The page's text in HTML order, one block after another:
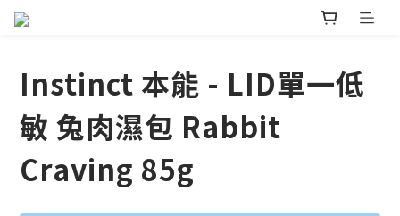
Instinct 本能 - LID單一低
敏 兔肉濕包 Rabbit
Craving 85g